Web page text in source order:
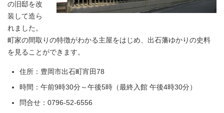
の旧邸を改
装して造ら
れました。
町家の間取りの特徴がわかる主屋をはじめ、出石藩ゆかりの史料
を見ることができます。
住所：豊岡市出石町宵田78
時間：午前9時30分～午後5時（最終入館 午後4時30分）
問合せ：0796-52-6556